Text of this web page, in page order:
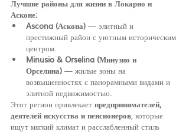
Лучшие районы для жизни в Локарно и
Асконе:
Ascona (Аскона) — элитный и
престижный район с уютным историческим
центром.
Minusio & Orselina (Минузио и
Орселина) — жилые зоны на
возвышенностях с панорамными видами и
элитной недвижимостью.
Этот регион привлекает предпринимателей,
деятелей искусства и пенсионеров , которые
ищут мягкий климат и расслабленный стиль